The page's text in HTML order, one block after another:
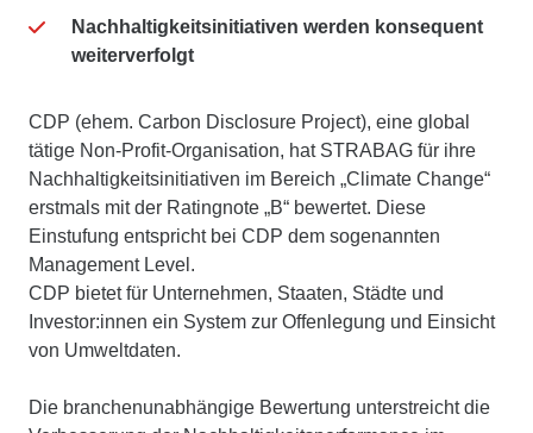
Nachhaltigkeitsinitiativen werden konsequent
weiterverfolgt
CDP (ehem. Carbon Disclosure Project), eine global
tätige Non-Profit-Organisation, hat STRABAG für ihre
Nachhaltigkeitsinitiativen im Bereich „Climate Change“
erstmals mit der Ratingnote „B“ bewertet. Diese
Einstufung entspricht bei CDP dem sogenannten
Management Level.
CDP bietet für Unternehmen, Staaten, Städte und
Investor:innen ein System zur Offenlegung und Einsicht
von Umweltdaten.
Die branchenunabhängige Bewertung unterstreicht die